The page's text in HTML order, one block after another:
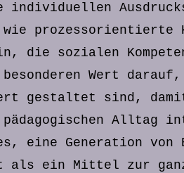
individuellen
prozessorientierte
die sozialen
Wert
gestaltet sind, damit
Alltag
eine Generation von
als ein Mittel zur